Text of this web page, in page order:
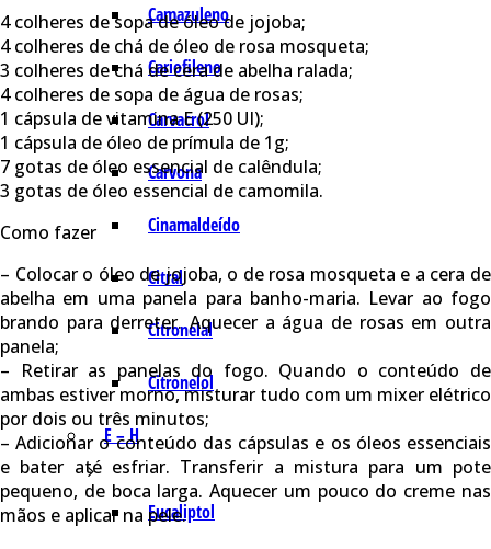
Camazuleno
Cariofileno
Carvacrol
Carvona
Cinamaldeído
Citral
Citronelal
Citronelol
E – H
Eucaliptol
4 colheres de sopa de óleo de jojoba;
4 colheres de chá de óleo de rosa mosqueta;
3 colheres de chá de cera de abelha ralada;
4 colheres de sopa de água de rosas;
1 cápsula de vitamina E (250 UI);
1 cápsula de óleo de prímula de 1g;
7 gotas de óleo essencial de calêndula;
3 gotas de óleo essencial de camomila.
Como fazer
– Colocar o óleo de jojoba, o de rosa mosqueta e a cera de
abelha em uma panela para banho-maria. Levar ao fogo
brando para derreter. Aquecer a água de rosas em outra
panela;
– Retirar as panelas do fogo. Quando o conteúdo de
ambas estiver morno, misturar tudo com um mixer elétrico
por dois ou três minutos;
– Adicionar o conteúdo das cápsulas e os óleos essenciais
e bater até esfriar. Transferir a mistura para um pote
pequeno, de boca larga. Aquecer um pouco do creme nas
mãos e aplicar na pele.